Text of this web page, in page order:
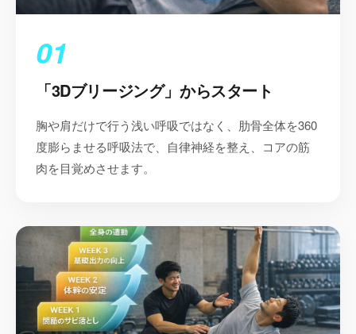
01
「3Dブリージング」からスタート
胸や肩だけで行う浅い呼吸ではなく、肋骨全体を360
度膨らませる呼吸法で、自律神経を整え、コアの筋
肉を目覚めさせます。